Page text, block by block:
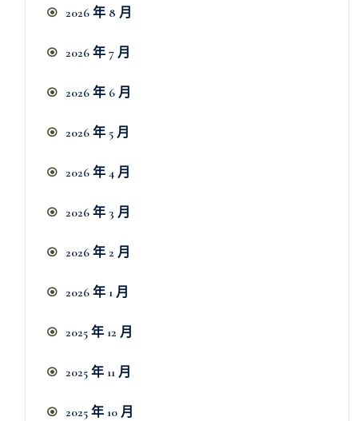
2026 年 8 月
2026 年 7 月
2026 年 6 月
2026 年 5 月
2026 年 4 月
2026 年 3 月
2026 年 2 月
2026 年 1 月
2025 年 12 月
2025 年 11 月
2025 年 10 月